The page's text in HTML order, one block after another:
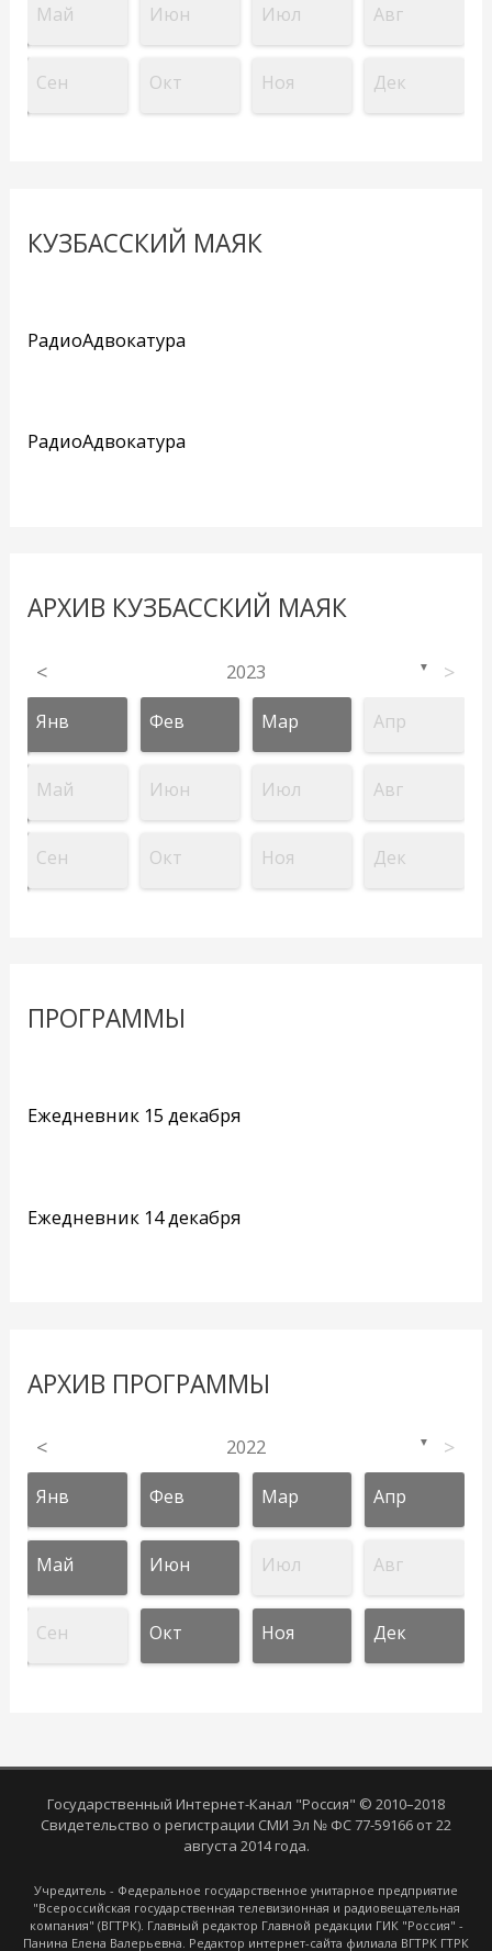
Май Июн Июл Авг
Сен Окт Ноя Дек
КУЗБАССКИЙ МАЯК
РадиоАдвокатура
РадиоАдвокатура
АРХИВ КУЗБАССКИЙ МАЯК
< 2023 ▼ >
Янв Фев Мар Апр
Май Июн Июл Авг
Сен Окт Ноя Дек
ПРОГРАММЫ
Ежедневник 15 декабря
Ежедневник 14 декабря
АРХИВ ПРОГРАММЫ
< 2022 ▼ >
Янв Фев Мар Апр
Май Июн Июл Авг
Сен Окт Ноя Дек
Государственный Интернет-Канал "Россия" © 2010–2018
Свидетельство о регистрации СМИ Эл № ФС 77-59166 от 22
августа 2014 года.
Учредитель - Федеральное государственное унитарное предприятие
"Всероссийская государственная телевизионная и радиовещательная
компания" (ВГТРК). Главный редактор Главной редакции ГИК "Россия" -
Панина Елена Валерьевна. Редактор интернет-сайта филиала ВГТРК ГТРК